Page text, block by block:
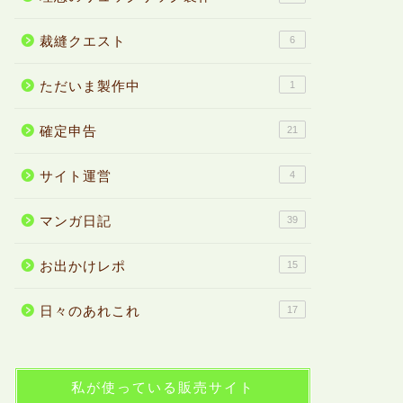
裁縫クエスト 6
ただいま製作中 1
確定申告 21
サイト運営 4
マンガ日記 39
お出かけレポ 15
日々のあれこれ 17
私が使っている販売サイト